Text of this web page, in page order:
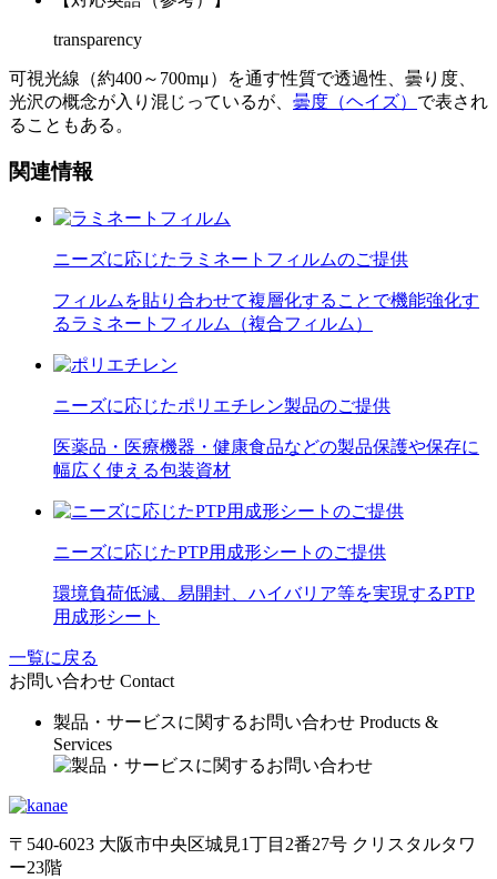
transparency
可視光線（約400～700mμ）を通す性質で透過性、曇り度、
光沢の概念が入り混じっているが、 曇度（ヘイズ） で表され
ることもある。
関連情報
ニーズに応じたラミネートフィルムのご提供
フィルムを貼り合わせて複層化することで機能強化す
るラミネートフィルム（複合フィルム）
ニーズに応じたポリエチレン製品のご提供
医薬品・医療機器・健康食品などの製品保護や保存に
幅広く使える包装資材
ニーズに応じたPTP用成形シートのご提供
環境負荷低減、易開封、ハイバリア等を実現するPTP
用成形シート
一覧に戻る
お問い合わせ Contact
製品・サービスに関するお問い合わせ Products &
Services
〒540-6023 大阪市中央区城見1丁目2番27号 クリスタルタワ
ー23階